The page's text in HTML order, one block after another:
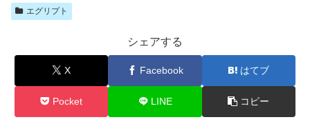
エグリプト
シェアする
X Facebook はてブ
Pocket LINE コピー